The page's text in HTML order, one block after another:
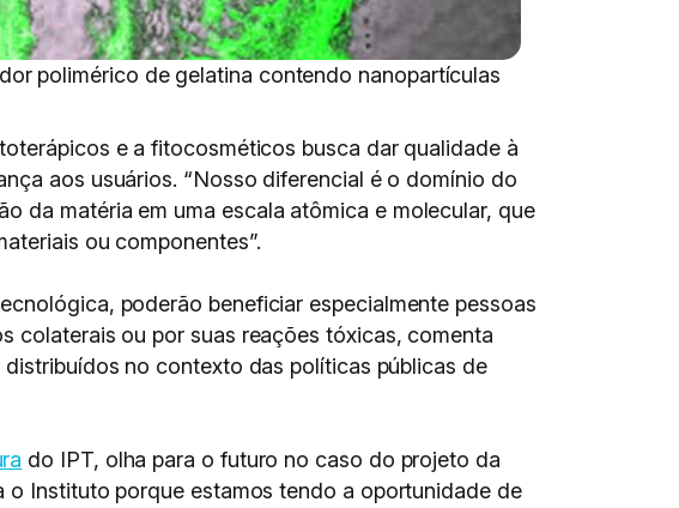
polimérico de gelatina contendo nanopartículas
e a fitocosméticos busca dar qualidade à
aos usuários. “Nosso diferencial é o domínio do
da matéria em uma escala atômica e molecular, que
ou componentes”.
poderão beneficiar especialmente pessoas
colaterais ou por suas reações tóxicas, comenta
no contexto das políticas públicas de
do IPT, olha para o futuro no caso do projeto da
o Instituto porque estamos tendo a oportunidade de